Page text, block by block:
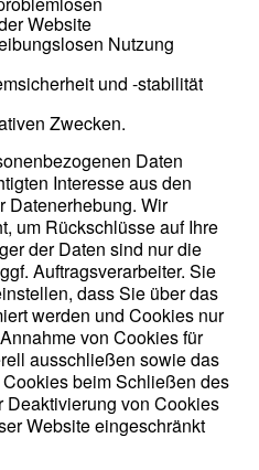
Website
Nutzung
und -stabilität
Zwecken.
Daten
Interesse aus den
Datenerhebung. Wir
um Rückschlüsse auf Ihre
der Daten sind nur die
Auftragsverarbeiter. Sie
dass Sie über das
werden und Cookies nur
von Cookies für
ausschließen sowie das
beim Schließen des
Deaktivierung von Cookies
Website eingeschränkt